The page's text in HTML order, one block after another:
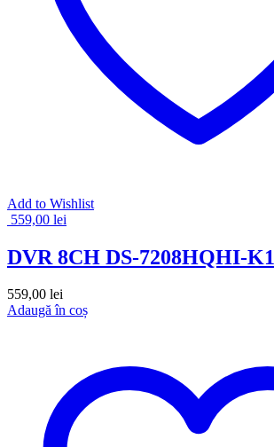
Add to Wishlist
559,00 lei
DVR 8CH DS-7208HQHI-K1
559,00 lei
Adaugă în coș